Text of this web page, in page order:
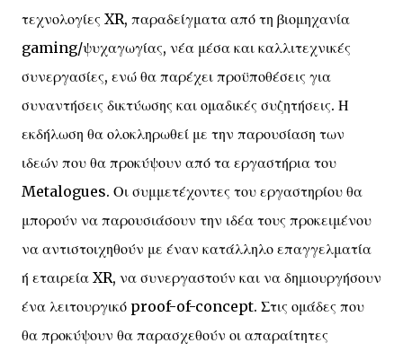
τεχνολογίες XR, παραδείγματα από τη βιομηχανία
gaming/ψυχαγωγίας, νέα μέσα και καλλιτεχνικές
συνεργασίες, ενώ θα παρέχει προϋποθέσεις για
συναντήσεις δικτύωσης και ομαδικές συζητήσεις. Η
εκδήλωση θα ολοκληρωθεί με την παρουσίαση των
ιδεών που θα προκύψουν από τα εργαστήρια του
Metalogues. Οι συμμετέχοντες του εργαστηρίου θα
μπορούν να παρουσιάσουν την ιδέα τους προκειμένου
να αντιστοιχηθούν με έναν κατάλληλο επαγγελματία
ή εταιρεία XR, να συνεργαστούν και να δημιουργήσουν
ένα λειτουργικό proof-of-concept. Στις ομάδες που
θα προκύψουν θα παρασχεθούν οι απαραίτητες